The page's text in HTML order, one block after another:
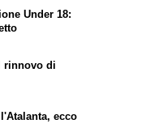
Under 18:
rinnovo di
ecco